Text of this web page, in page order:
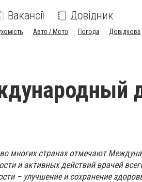
Вакансії Довідник
Авто / Мото Погода Довідкова
многих странах отмечают
и активных действий врачей
– улучшение и сохранение